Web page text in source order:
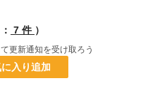
7 件 ）
更新通知を受け取ろう
入り追加